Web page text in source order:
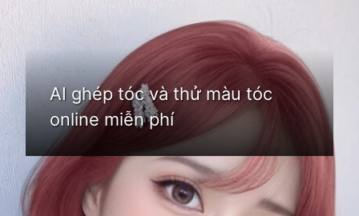
AI ghép tóc và thử màu tóc
online miễn phí